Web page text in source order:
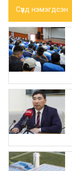
Сүүлд нэмэгдсэн